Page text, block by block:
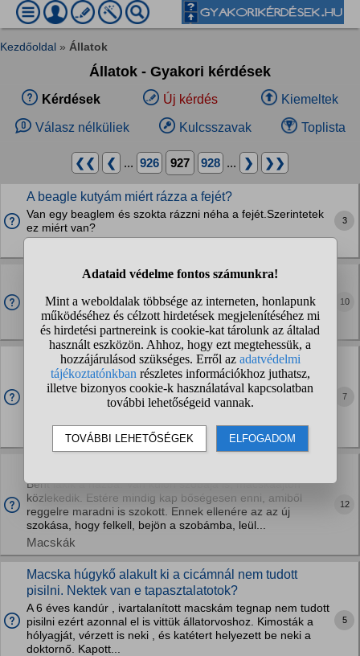
Kezdőoldal » Állatok
Állatok - Gyakori kérdések
Kérdések Új kérdés Kiemeltek
Válasz nélküliek Kulcsszavak Toplista
❮❮ ❮ ... 926 927 928 ... ❯ ❯❯
A beagle kutyám miért rázza a fejét?
Van egy beaglem és szokta rázzni néha a fejét.Szerintetek
ez miért van?
3
Miért mindig csak a nőstény oroszlánok vadásznak a
hímek nem tudnának vagy csak lusták és nincs
kedvük hozzá?
Vadállatok
10
Aussie vagy Mudi?
Van a családunkba egy skótjuhász, nagyon kedves nekem
is. Nemsokára én is szeretnék egy saját társat.
Tapasztaltam, hogy nehezebben tudok kommunikálni egy
7
Bent lakik a házba. Van külön szobája is, macskaajtón
közlekedik. Estére mindig kap bőségesen enni, amiből
reggelre maradni is szokott. Ennek ellenére az az új
szokása, hogy felkell, bejön a szobámba, leül...
Macskák
12
Macska húgykő alakult ki a cicámnál nem tudott
pisilni. Nektek van e tapasztalatotok?
A 6 éves kandúr , ivartalanított macskám tegnap nem tudott
pisilni ezért azonnal el is vittük állatorvoshoz. Kimosták a
hólyagját, vérzett is neki , és katétert helyezett be neki a
doktornő. Kapott...
5